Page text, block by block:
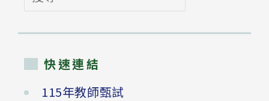
尋
快速連結
115年教師甄試